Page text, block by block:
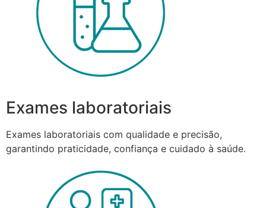
Exames laboratoriais
Exames laboratoriais com qualidade e precisão,
garantindo praticidade, confiança e cuidado à saúde.